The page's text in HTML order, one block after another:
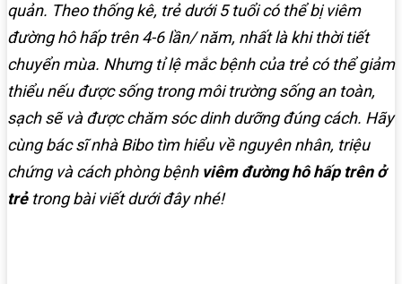
quản. Theo thống kê, trẻ dưới 5 tuổi có thể bị viêm
đường hô hấp trên 4-6 lần/ năm, nhất là khi thời tiết
chuyển mùa. Nhưng tỉ lệ mắc bệnh của trẻ có thể giảm
thiểu nếu được sống trong môi trường sống an toàn,
sạch sẽ và được chăm sóc dinh dưỡng đúng cách. Hãy
cùng bác sĩ nhà Bibo tìm hiểu về nguyên nhân, triệu
chứng và cách phòng bệnh viêm đường hô hấp trên ở
trẻtrong bài viết dưới đây nhé!